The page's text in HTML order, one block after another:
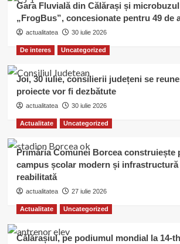
Gara Fluvială din Călărași și
„FrogBus”, concesionate pentru 49 de
actualitatea 30 iulie 2026
De interes Uncategorized
Joi, 30 iulie, consilierii județeni se
proiecte vor fi dezbătute
actualitatea 30 iulie 2026
Actualitate Uncategorized
Primăria Comunei Borcea construiește
campus școlar modern și
reabilitată
actualitatea 27 iulie 2026
Actualitate Uncategorized
Călărașiul, pe podiumul mondial la 14-